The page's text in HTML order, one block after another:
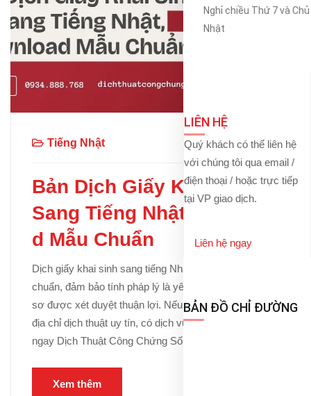
Nghỉ chiều Thứ 7 và Chủ
Nhật
LIÊN HỆ
Quý khách có thể liên hệ
với chúng tôi qua email /
điện thoại / hoặc trực tiếp
tại VP giao dịch.
Liên hệ ngay
BẢN ĐỒ CHỈ ĐƯỜNG
Tiếng Nhật
Bản Dịch Giấy Khai Sinh
Sang Tiếng Nhật, Downloa
d Mẫu Chuẩn
Dịch giấy khai sinh sang tiếng Nhật (出生届) đúng
chuẩn, đảm bảo tính pháp lý là yêu cầu cần thiết để hồ
sơ được xét duyệt thuận lợi. Nếu bạn đang cần tìm
địa chỉ dịch thuật uy tín, có dịch vụ trọn gói, liên hệ
ngay Dịch Thuật Công Chứng Số 1 để được […]
Xem thêm